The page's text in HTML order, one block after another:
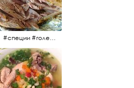
#специи #голень #голеньиндейки #индейка #мясо #еда #завтрак #голеньиндейкивфольге